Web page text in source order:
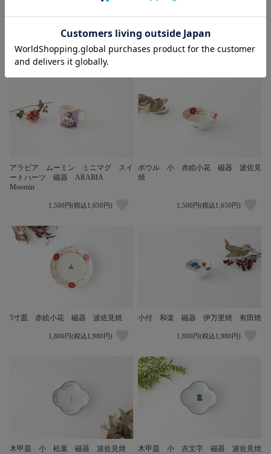
エつみき屋 三輪真一
1,700円(税込1,870円)
ングケア 磁器 ARABIA Moomin
アラビア ムーミン ミニマグ スイ
ートハーツ 磁器 ARABIA
Moomin
1,500円(税込1,650円)
ボウル 小 赤絵小花 磁器 波佐見
焼
1,500円(税込1,650円)
5寸皿 赤絵小花 磁器 波佐見焼
1,800円(税込1,980円)
小付 和楽 磁器 伊万里焼 有田焼
1,800円(税込1,980円)
木甲皿 小 松葉 磁器 波佐見焼 木甲皿 小 吉文字 磁器 波佐見焼